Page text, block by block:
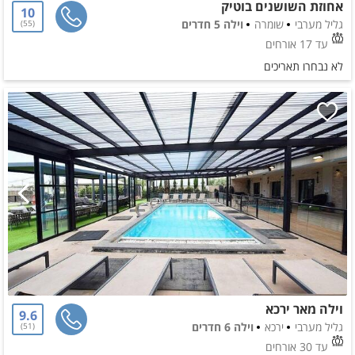
אחוזת השושנים בוטיק
גליל מערבי שומרה
וילה 5 חדרים
עד 17 אורחים
10
55
לא נבחרו תאריכים
וילה מאר ירכא
גליל מערבי ירכא
וילה 6 חדרים
עד 30 אורחים
9.6
51